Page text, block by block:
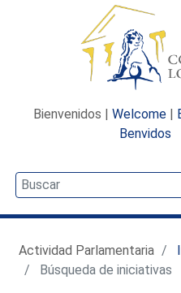
Bienvenidos | Welcome |
Benvidos
Actividad Parlamentaria
Búsqueda de iniciativas